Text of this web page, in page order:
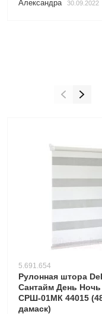
Александра 30.09.2022
5.691.654
Рулонная штора
Сантайм День
СРШ-01МК 44015
дамаск)